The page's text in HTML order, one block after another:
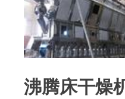
沸腾床干燥